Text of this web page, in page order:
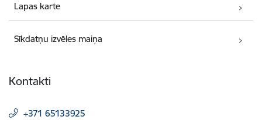
Lapas karte
Sīkdatņu izvēles maiņa
Kontakti
+371 65133925